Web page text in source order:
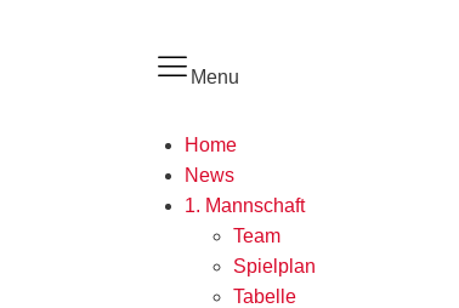
Menu
Home
News
1. Mannschaft
Team
Spielplan
Tabelle